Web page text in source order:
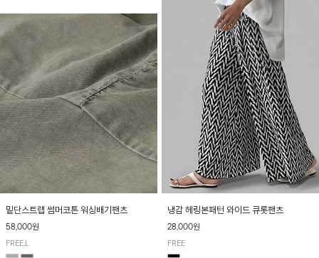
밑단스트랩 썸머코튼 워싱배기팬츠
58,000원
FREE,L
냉감 헤링본패턴 와이드 큐롯팬츠
28,000원
FREE